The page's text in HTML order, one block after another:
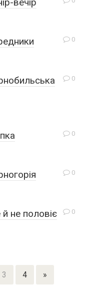
0
0
0
0
0
не половіє
3 4 »